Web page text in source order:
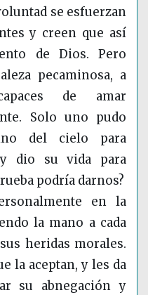
se esfuerzan
y creen que así
de Dios. Pero
pecaminosa, a
de amar
Solo uno pudo
del cielo para
dio su vida para
podría darnos?
en la
la mano a cada
heridas morales.
la aceptan, y les da
su abnegación y